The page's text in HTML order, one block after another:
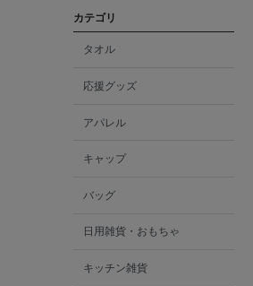
カテゴリ
タオル
応援グッズ
アパレル
キャップ
バッグ
日用雑貨・おもちゃ
キッチン雑貨